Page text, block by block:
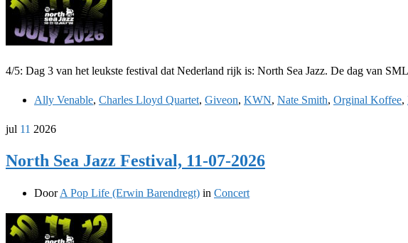
4/5: Dag 3 van het leukste festival dat Nederland rijk is: North Sea Jazz. De dag van
Ally Venable, Charles Lloyd Quartet, Giveon, KWN, Nate Smith, Orginal Koffee,
jul 11 2026
North Sea Jazz Festival, 11-07-2026
DoorA Pop Life (Erwin Barendregt) in Concert